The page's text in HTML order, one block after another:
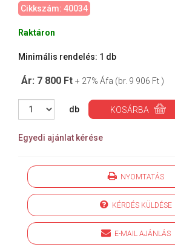
Cikkszám: 40034
Raktáron
Minimális rendelés: 1 db
Ár: 7 800 Ft + 27% Áfa (br. 9 906 Ft )
db KOSÁRBA
Egyedi ajánlat kérése
NYOMTATÁS
KÉRDÉS KÜLDÉSE
E-MAIL AJÁNLÁS